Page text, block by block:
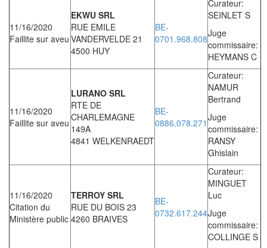
11/16/2020
Faillite sur aveu
EKWU SRL
RUE EMILE
VANDERVELDE 21
4500 HUY
BE-
0701.968.808
Curateur:
SEINLET S
Juge
commissaire:
HEYMANS C
11/16/2020
Faillite sur aveu
LURANO SRL
RTE DE
CHARLEMAGNE
149A
4841 WELKENRAEDT
BE-
0886.078.271
Curateur:
NAMUR
Bertrand
Juge
commissaire:
RANSY
Ghislain
11/16/2020
Citation du
Ministère public
TERROY SRL
RUE DU BOIS 23
4260 BRAIVES
BE-
0732.617.244
Curateur:
MINGUET
Luc
Juge
commissaire:
COLLINGE S